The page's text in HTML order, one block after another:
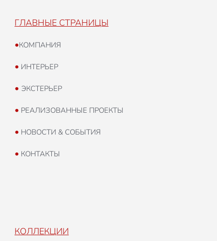
ГЛАВНЫЕ СТРАНИЦЫ
•КОМПАНИЯ
• ИНТЕРЬЕР
• ЭКСТЕРЬЕР
• РЕАЛИЗОВАННЫЕ ПРОЕКТЫ
• НОВОСТИ & СОБЫТИЯ
• КОНТАКТЫ
КОЛЛЕКЦИИ